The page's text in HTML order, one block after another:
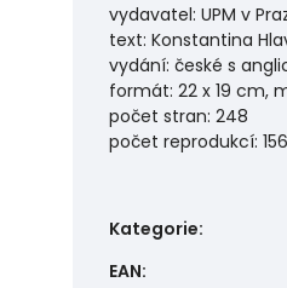
vydavatel: UPM v
text: Konstantina
vydání: české s
formát: 22 x 19 cm,
počet stran: 248
počet reprodukcí: 156
Kategorie:
EAN: